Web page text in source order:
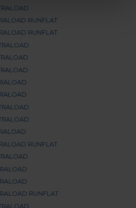
RUNFLAT
RUNFLAT
RUNFLAT
RUNFLAT